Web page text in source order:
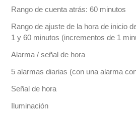
Rango de cuenta atrás: 60 minutos
Rango de ajuste de la hora de inicio
1 y 60 minutos (incrementos de 1
Alarma / señal de hora
5 alarmas diarias (con una alarma
Señal de hora
Iluminación